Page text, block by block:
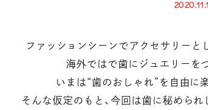
ファッションシーンでアクセサリーと
海外ではで歯にジュエリーを
いまは“歯のおしゃれ”を自由に
そんな仮定のもと、今回は歯に秘めら